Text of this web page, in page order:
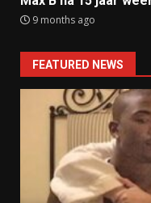
9 months ago
FEATURED NEWS